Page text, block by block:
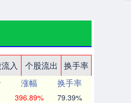
入 个股流出
换手率
涨幅
换手率
396.89% 79.39%